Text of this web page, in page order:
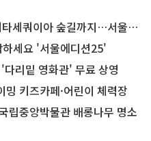
아 숲길까지…서울둘레길 15코스
세요 '서울에디션25'
리밑 영화관' 무료 상영
키즈카페·어린이 체력장
립중앙박물관 배롱나무 명소